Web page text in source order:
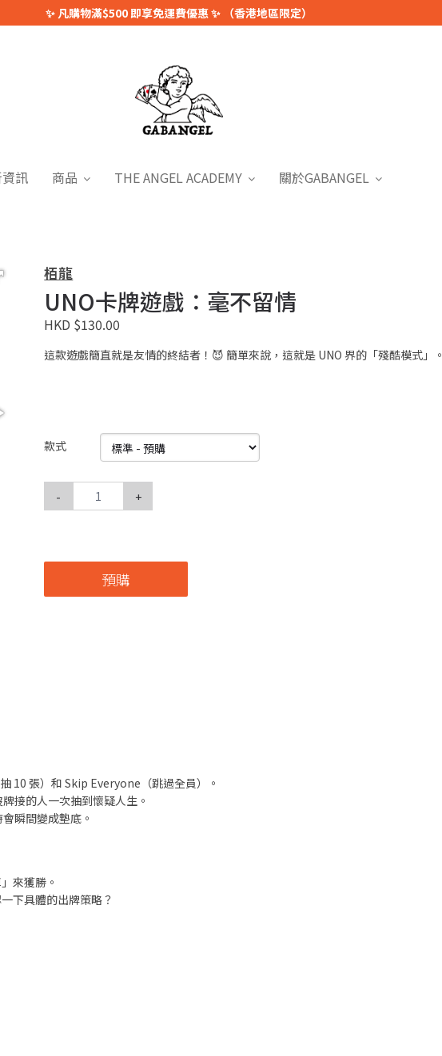
✨ 凡購物滿$500 即享免運費優惠 ✨ （香港地區限定）
訊 商品 THE ANGEL ACADEMY 關於GABANGEL
栢龍
UNO卡牌遊戲：毫不留情
HKD $130.00
這款遊戲簡直就是友情的終結者！😈 簡單來說，這就是 UNO 界的「殘酷模式」。
款式
- +
預購
10 張）和 Skip Everyone（跳過全員）。
接的人一次抽到懷疑人生。
瞬間變成墊底。
來獲勝。
下具體的出牌策略？